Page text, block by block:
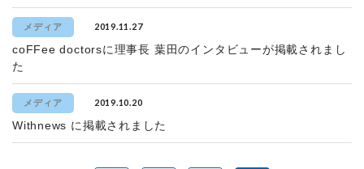
メディア 2019.11.27
coFFee doctorsに理事長 葉田のインタビューが掲載されまし
た
メディア 2019.10.20
Withnews に掲載されました